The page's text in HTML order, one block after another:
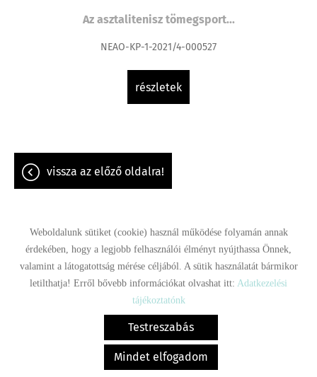
Az asztalitenisz tömegsport...
NEAO-KP-1-2021/4-000527
részletek
vissza az előző oldalra!
© 2026 - Minden jog fenntartva
Oldal információk Adatkezelési tájékoztató Impresszum
Mindet elfogadom
Testreszabás
Weboldalunk sütiket (cookie) használ működése folyamán annak
érdekében, hogy a legjobb felhasználói élményt nyújthassa Önnek,
valamint a látogatottság mérése céljából. A sütik használatát bármikor
letilthatja! Erről bővebb információkat olvashat itt: Adatkezelési
tájékoztatónk